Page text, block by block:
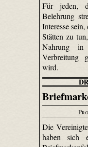
Für jeden,
Belehrung
Interesse
Stätten zu
Nahrung
Verbreitung
wird.
Die
haben sich